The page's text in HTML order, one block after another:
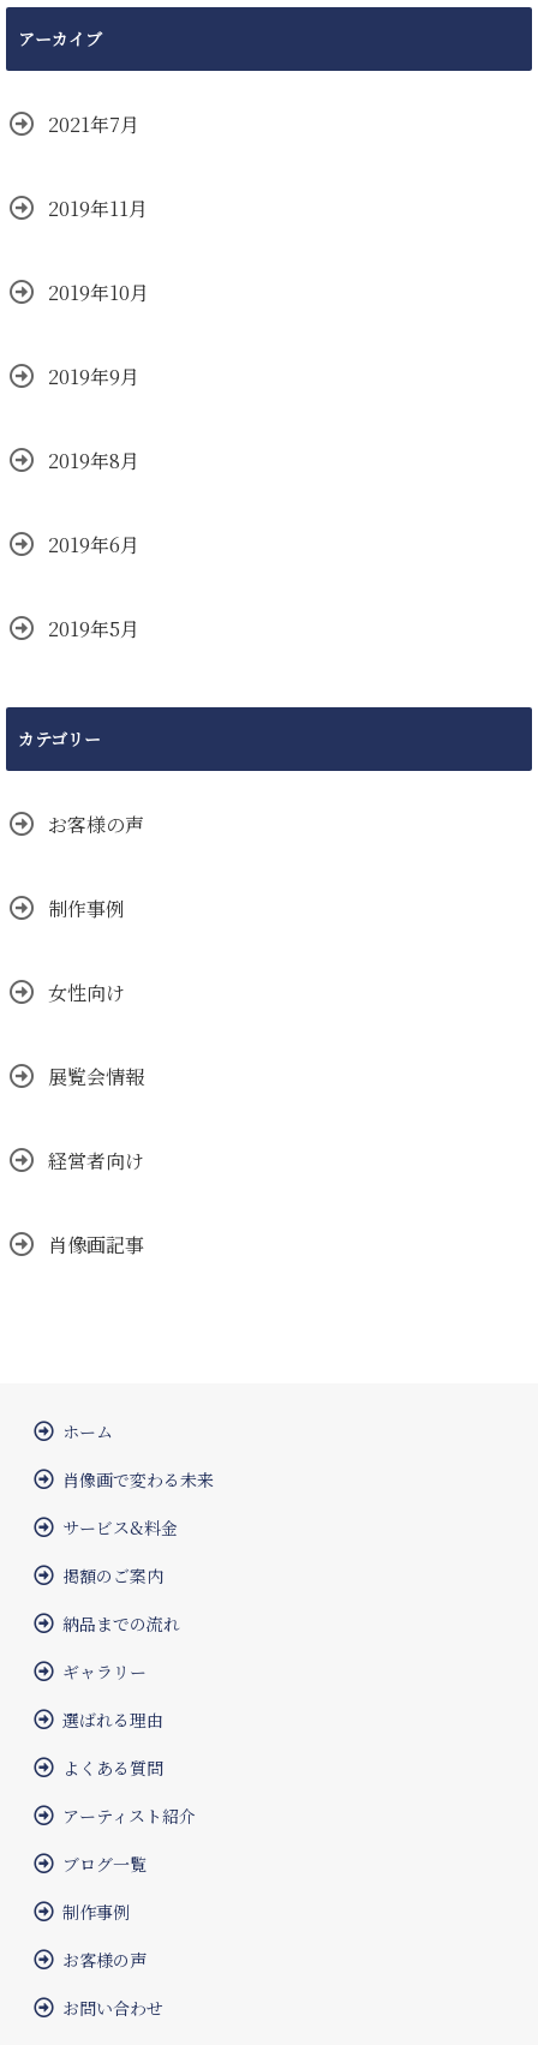
アーカイブ
2021年7月
2019年11月
2019年10月
2019年9月
2019年8月
2019年6月
2019年5月
カテゴリー
お客様の声
制作事例
女性向け
展覧会情報
経営者向け
肖像画記事
ホーム
肖像画で変わる未来
サービス&料金
掲額のご案内
納品までの流れ
ギャラリー
選ばれる理由
よくある質問
アーティスト紹介
ブログ一覧
制作事例
お客様の声
お問い合わせ